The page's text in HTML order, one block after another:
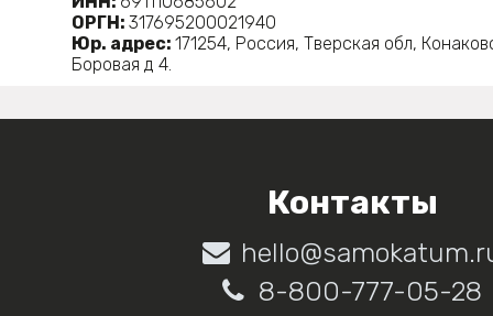
ОРГН: 317695200021940
Юр. адрес: 171254, Россия, Тверская обл,
Боровая д 4.
Контакты
8-800-777-05-28